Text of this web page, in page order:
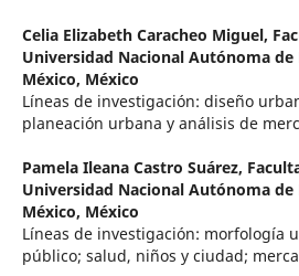
Celia Elizabeth Caracheo Miguel,
Universidad Nacional Autónoma de
México, México
Líneas de investigación: diseño
planeación urbana y análisis de
Pamela Ileana Castro Suárez,
Universidad Nacional Autónoma de
México, México
Líneas de investigación: morfología
público; salud, niños y ciudad;